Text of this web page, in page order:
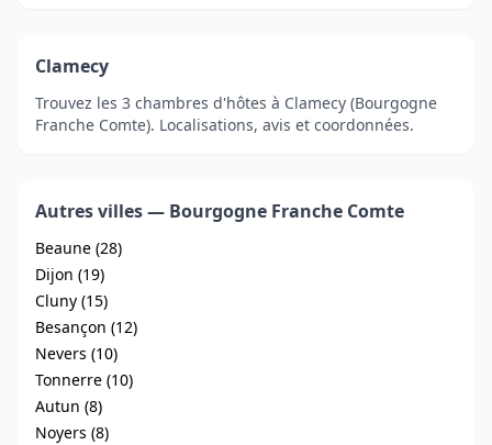
Clamecy
Trouvez les 3 chambres d'hôtes à Clamecy (Bourgogne
Franche Comte). Localisations, avis et coordonnées.
Autres villes — Bourgogne Franche Comte
Beaune (28)
Dijon (19)
Cluny (15)
Besançon (12)
Nevers (10)
Tonnerre (10)
Autun (8)
Noyers (8)